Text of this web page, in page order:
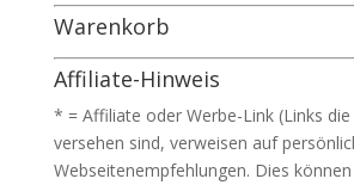
Warenkorb
Affiliate-Hinweis
* = Affiliate oder Werbe-Link (Links die
versehen sind, verweisen auf
Webseitenempfehlungen. Dies